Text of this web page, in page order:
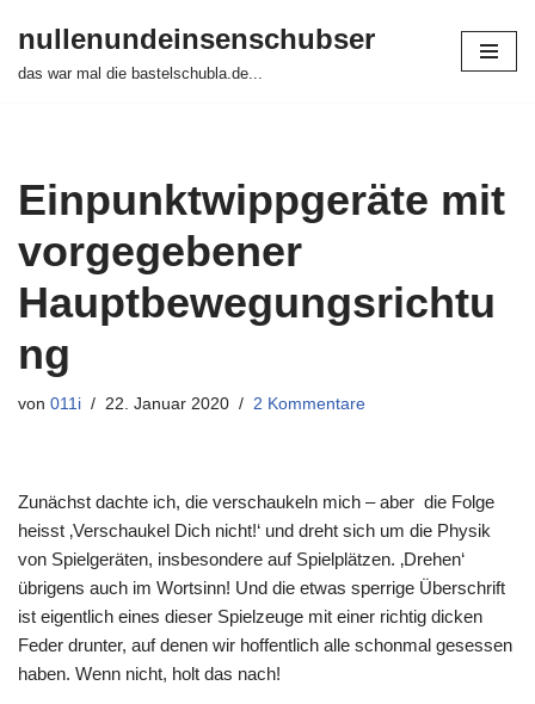
Zum
nullenundeinsenschubser
das war mal die bastelschubla.de...
Einpunktwippgeräte mit
vorgegebener
Hauptbewegungsrichtu
ng
von 011i 22. Januar 2020 2 Kommentare
Zunächst dachte ich, die verschaukeln mich – aber die Folge
heisst ‚Verschaukel Dich nicht!‘ und dreht sich um die Physik
von Spielgeräten, insbesondere auf Spielplätzen. ‚Drehen‘
übrigens auch im Wortsinn! Und die etwas sperrige Überschrift
ist eigentlich eines dieser Spielzeuge mit einer richtig dicken
Feder drunter, auf denen wir hoffentlich alle schonmal gesessen
haben. Wenn nicht, holt das nach!